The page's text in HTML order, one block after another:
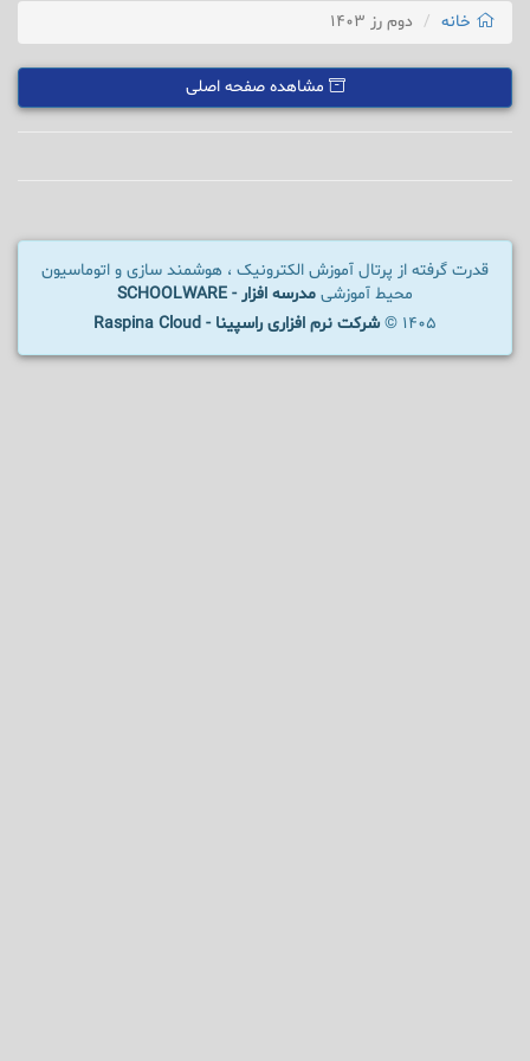
خانه دوم رز 1403
مشاهده صفحه اصلی
قدرت گرفته از پرتال آموزش الکترونیک ، هوشمند سازی و اتوماسیون
محیط آموزشی مدرسه افزار - SCHOOLWARE
1405 ©
شرکت نرم افزاری راسپینا - Raspina Cloud